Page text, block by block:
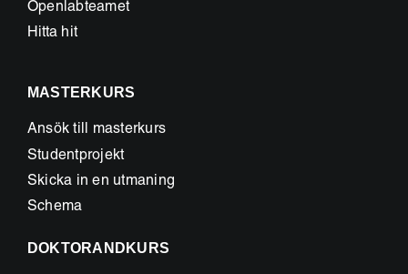
Openlabteamet
Hitta hit
MASTERKURS
Ansök till masterkurs
Studentprojekt
Skicka in en utmaning
Schema
DOKTORANDKURS